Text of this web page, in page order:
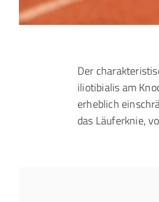
Der
iliotibialis am
erheblich
das Läuferknie,